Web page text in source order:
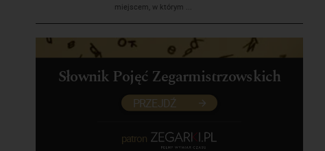
miejscem, w którym ...
Słownik Pojęć Zegarmistrzowskich
PRZEJDŹ
patron